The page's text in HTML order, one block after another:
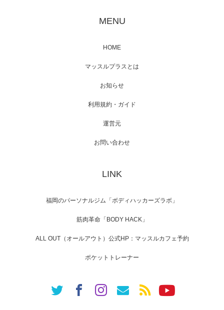
映画「メカバース」舞台挨拶へマッスルプラ
【TV】NHK BS「COOL JAPAN 」にてマッス
「ねとらぼ」さんに…
MENU
HOME
マッスルプラスとは
お知らせ
利用規約・ガイド
運営元
お問い合わせ
LINK
福岡のパーソナルジム「ボディハッカーズラボ」
筋肉革命「BODY HACK」
ALL OUT（オールアウト）公式HP：マッスルカフェ予約
ポケットトレーナー